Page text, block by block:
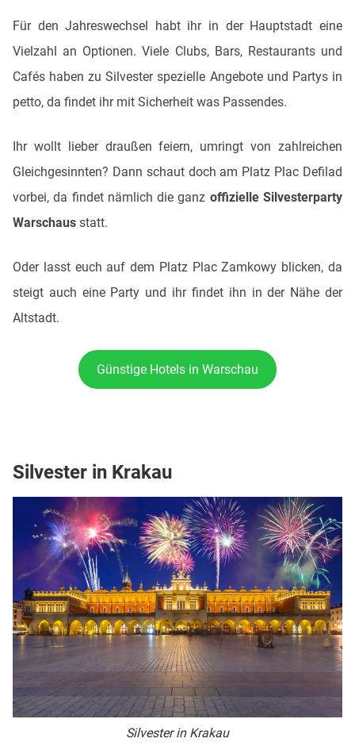
Für den Jahreswechsel habt ihr in der Hauptstadt eine
Vielzahl an Optionen. Viele Clubs, Bars, Restaurants und
Cafés haben zu Silvester spezielle Angebote und Partys in
petto, da findet ihr mit Sicherheit was Passendes.
Ihr wollt lieber draußen feiern, umringt von zahlreichen
Gleichgesinnten? Dann schaut doch am Platz Plac Defilad
vorbei, da findet nämlich die ganz offizielle Silvesterparty
Warschaus statt.
Oder lasst euch auf dem Platz Plac Zamkowy blicken, da
steigt auch eine Party und ihr findet ihn in der Nähe der
Altstadt.
Günstige Hotels in Warschau
Silvester in Krakau
Silvester in Krakau